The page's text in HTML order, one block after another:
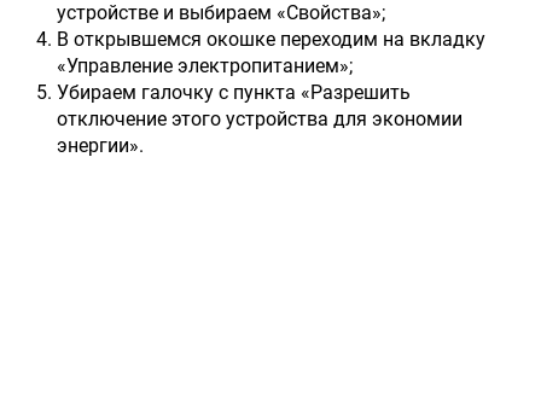
устройстве и выбираем «Свойства»;
В открывшемся окошке переходим на вкладку
«Управление электропитанием»;
Убираем галочку с пункта «Разрешить
отключение этого устройства для экономии
энергии».